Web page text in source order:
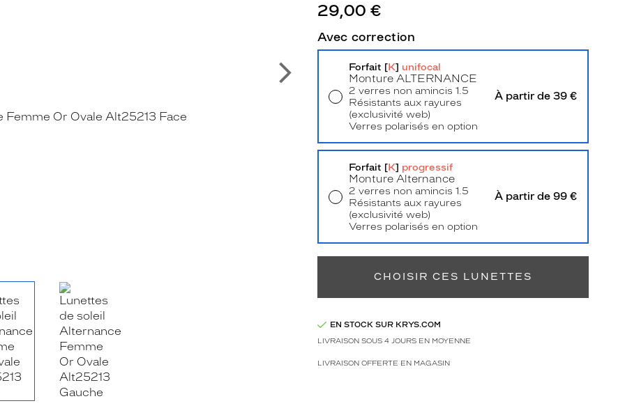
Suivant
29,00 €
Avec correction
Forfait [K] unifocal
Monture ALTERNANCE
2 verres non amincis 1.5
Résistants aux rayures
(exclusivité web)
Verres polarisés en option
À partir de 39 €
Retrait en magasin Offert
Forfait [K] progressif
Monture Alternance
2 verres non amincis 1.5
Résistants aux rayures
(exclusivité web)
Verres polarisés en option
À partir de 99 €
CHOISIR CES LUNETTES
EN STOCK SUR KRYS.COM
LIVRAISON SOUS 4 JOURS EN MOYENNE
LIVRAISON OFFERTE EN MAGASIN